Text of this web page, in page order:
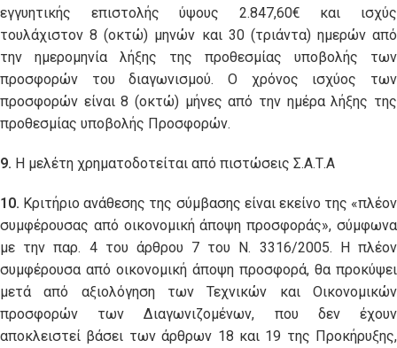
εγγυητικής επιστολής ύψους 2.847,60€ και ισχύς
τουλάχιστον 8 (οκτώ) μηνών και 30 (τριάντα) ημερών από
την ημερομηνία λήξης της προθεσμίας υποβολής των
προσφορών του διαγωνισμού. Ο χρόνος ισχύος των
προσφορών είναι 8 (οκτώ) μήνες από την ημέρα λήξης της
προθεσμίας υποβολής Προσφορών.
9. Η μελέτη χρηματοδοτείται από πιστώσεις Σ.Α.Τ.Α
10. Κριτήριο ανάθεσης της σύμβασης είναι εκείνο της «πλέον
συμφέρουσας από οικονομική άποψη προσφοράς», σύμφωνα
με την παρ. 4 του άρθρου 7 του Ν. 3316/2005. Η πλέον
συμφέρουσα από οικονομική άποψη προσφορά, θα προκύψει
μετά από αξιολόγηση των Τεχνικών και Οικονομικών
προσφορών των Διαγωνιζομένων, που δεν έχουν
αποκλειστεί βάσει των άρθρων 18 και 19 της Προκήρυξης,